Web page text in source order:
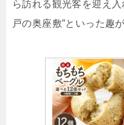
ら訪れる観光客を迎え
戸の奥座敷”といった趣